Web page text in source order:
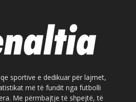
sportive e dedikuar për lajmet,
më të fundit nga futbolli
Me përmbajtje të shpejtë, të